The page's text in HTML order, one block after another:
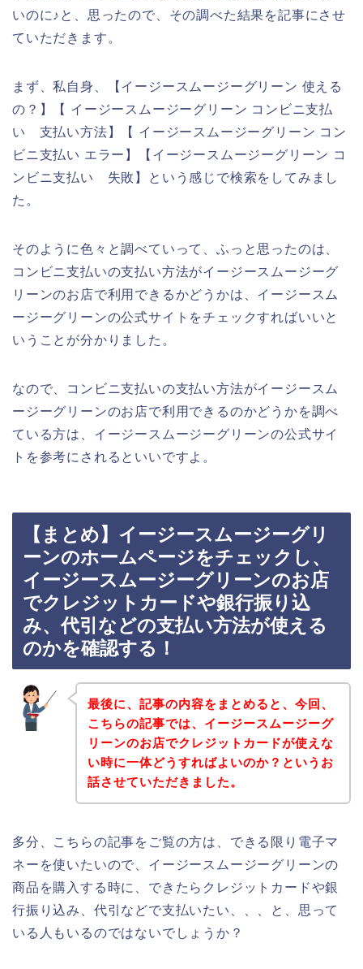
いのに♪と、思ったので、その調べた結果を記事にさせ
ていただきます。
まず、私自身、【イージースムージーグリーン 使える
の？】【 イージースムージーグリーン コンビニ支払
い 支払い方法】【 イージースムージーグリーン コン
ビニ支払い エラー】【イージースムージーグリーン コ
ンビニ支払い 失敗】という感じで検索をしてみまし
た。
そのように色々と調べていって、ふっと思ったのは、
コンビニ支払いの支払い方法がイージースムージーグ
リーンのお店で利用できるかどうかは、イージースム
ージーグリーンの公式サイトをチェックすればいいと
いうことが分かりました。
なので、コンビニ支払いの支払い方法がイージースム
ージーグリーンのお店で利用できるのかどうかを調べ
ている方は、イージースムージーグリーンの公式サイ
トを参考にされるといいですよ。
【まとめ】イージースムージーグリ
ーンのホームページをチェックし、
イージースムージーグリーンのお店
でクレジットカードや銀行振り込
み、代引などの支払い方法が使える
のかを確認する！
最後に、記事の内容をまとめると、今回、
こちらの記事では、イージースムージーグ
リーンのお店でクレジットカードが使えな
い時に一体どうすればよいのか？というお
話させていただきました。
多分、こちらの記事をご覧の方は、できる限り電子マ
ネーを使いたいので、イージースムージーグリーンの
商品を購入する時に、できたらクレジットカードや銀
行振り込み、代引などで支払いたい、、、と、思って
いる人もいるのではないでしょうか？